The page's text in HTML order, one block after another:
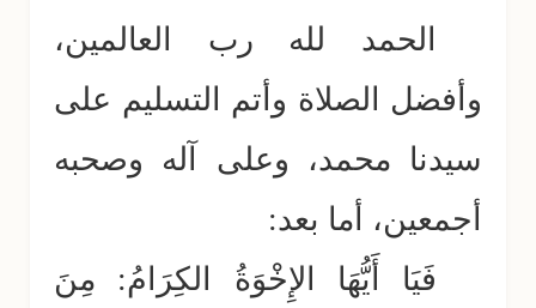
الحمد لله رب العالمين،
وأفضل الصلاة وأتم التسليم على
سيدنا محمد، وعلى آله وصحبه
أجمعين، أما بعد:
فَيَا أَيُّهَا الإِخْوَةُ الكِرَامُ: مِنَ